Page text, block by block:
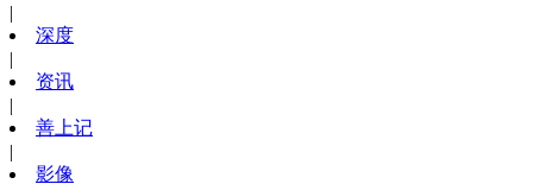
|
深度
|
资讯
|
善上记
|
影像